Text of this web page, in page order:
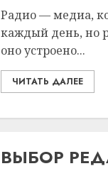
Радио — медиа,
каждый день, но
оно устроено...
ЧИТАТЬ ДАЛЕЕ
ВЫБОР